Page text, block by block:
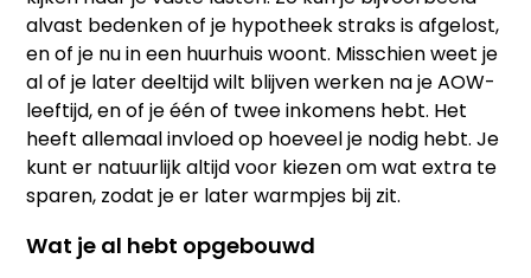
alvast bedenken of je hypotheek straks is afgelost,
en of je nu in een huurhuis woont. Misschien weet je
al of je later deeltijd wilt blijven werken na je AOW-
leeftijd, en of je één of twee inkomens hebt. Het
heeft allemaal invloed op hoeveel je nodig hebt. Je
kunt er natuurlijk altijd voor kiezen om wat extra te
sparen, zodat je er later warmpjes bij zit.
Wat je al hebt opgebouwd